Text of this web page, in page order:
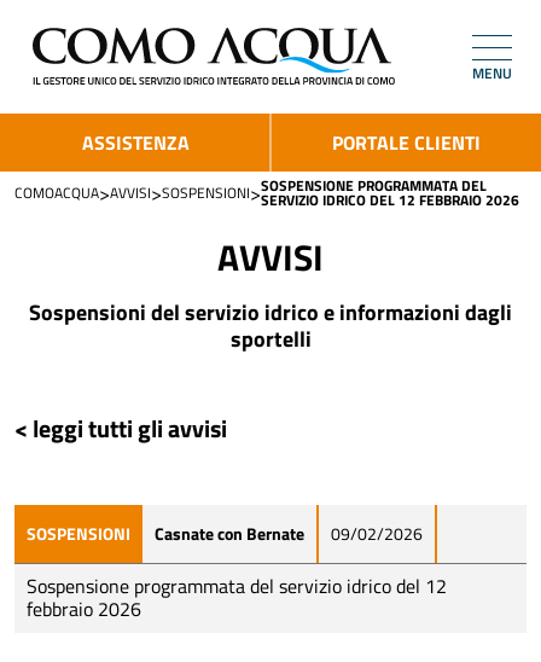
MENU
ASSISTENZA PORTALE CLIENTI
COMOACQUA>AVVISI>SOSPENSIONI>SOSPENSIONE PROGRAMMATA DEL
SERVIZIO IDRICO DEL 12 FEBBRAIO 2026
AVVISI
Sospensioni del servizio idrico e informazioni dagli
sportelli
< leggi tutti gli avvisi
SOSPENSIONI Casnate con Bernate 09/02/2026
Sospensione programmata del servizio idrico del 12
febbraio 2026